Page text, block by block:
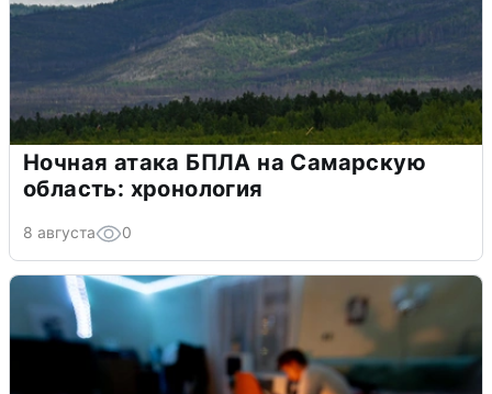
Ночная атака БПЛА на Самарскую
область: хронология
8 августа 0